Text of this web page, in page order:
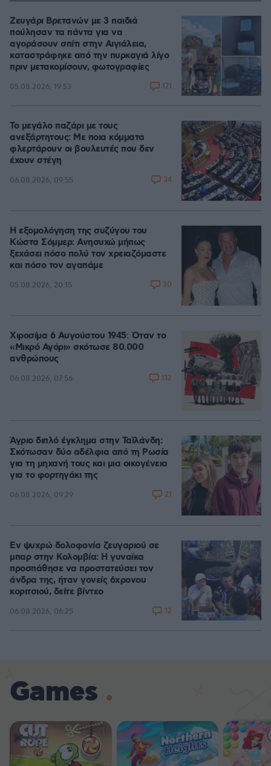
Ζευγάρι Βρετανών με 3 παιδιά
πούλησαν τα πάντα για να
αγοράσουν σπίτι στην Αιγιάλεια,
καταστράφηκε από την πυρκαγιά λίγο
πριν μετακομίσουν, φωτογραφίες
05.08.2026, 19:53 171
Το μεγάλο παζάρι με τους
ανεξάρτητους: Με ποια κόμματα
φλερτάρουν οι βουλευτές που δεν
έχουν στέγη
06.08.2026, 09:55 34
Η εξομολόγηση της συζύγου του
Κώστα Σόμμερ: Ανησυχώ μήπως
ξεχάσει πόσο πολύ τον χρειαζόμαστε
και πόσο τον αγαπάμε
05.08.2026, 20:15 30
Χιροσίμα 6 Αυγούστου 1945: Όταν το
«Μικρό Αγόρι» σκότωσε 80.000
ανθρώπους
06.08.2026, 07:56 112
Άγριο διπλό έγκλημα στην Ταϊλάνδη:
Σκότωσαν δύο αδέλφια από τη Ρωσία
για τη μηχανή τους και μια οικογένεια
για το φορτηγάκι της
06.08.2026, 09:29 21
Εν ψυχρώ δολοφονία ζευγαριού σε
μπαρ στην Κολομβία: Η γυναίκα
προσπάθησε να προστατεύσει τον
άνδρα της, ήταν γονείς 6χρονου
κοριτσιού, δείτε βίντεο
06.08.2026, 06:25 12
Games